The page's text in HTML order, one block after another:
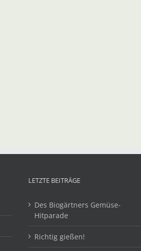
LETZTE BEITRÄGE
Des Biogärtners Gemüse-
Hitparade
Richtig gießen!